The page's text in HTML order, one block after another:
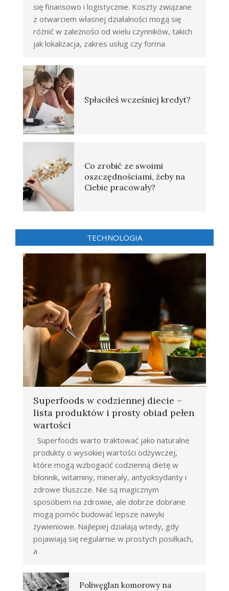
się finansowo i logistycznie. Koszty związane
z otwarciem własnej działalności mogą się
różnić w zależności od wielu czynników, takich
jak lokalizacja, zakres usług czy forma
Spłaciłeś wcześniej kredyt?
Co zrobić ze swoimi
oszczędnościami, żeby na
Ciebie pracowały?
TECHNOLOGIA
Superfoods w codziennej diecie –
lista produktów i prosty obiad pełen
wartości
Superfoods warto traktować jako naturalne
produkty o wysokiej wartości odżywczej,
które mogą wzbogacić codzienną dietę w
błonnik, witaminy, minerały, antyoksydanty i
zdrowe tłuszcze. Nie są magicznym
sposobem na zdrowie, ale dobrze dobrane
mogą pomóc budować lepsze nawyki
żywieniowe. Najlepiej działają wtedy, gdy
pojawiają się regularnie w prostych posiłkach,
a
Poliwęglan komorowy na